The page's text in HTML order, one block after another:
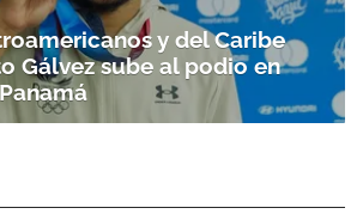
y del Caribe
Gálvez sube al podio en